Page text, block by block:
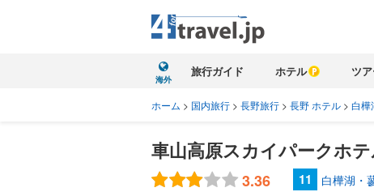
海外
旅行ガイド ホテル ツ
ホーム > 国内旅行 > 長野旅行 > 長野 ホテル > 白樺
車山高原スカイパークホ
3.36 11 白樺湖・